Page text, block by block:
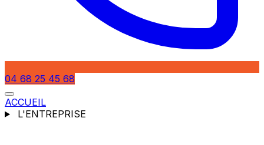
04 68 25 45 68
ACCUEIL
L'ENTREPRISE